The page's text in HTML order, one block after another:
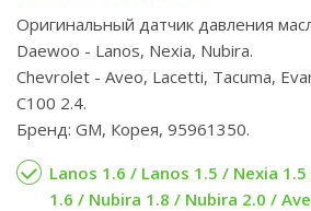
Оригинальный датчик давления
Daewoo - Lanos, Nexia, Nubira.
Chevrolet - Aveo, Lacetti, Tacuma,
C100 2.4.
Бренд: GM, Корея, 95961350.
Lanos 1.6 / Lanos 1.5 / Nexia
1.6 / Nubira 1.8 / Nubira 2.0 /